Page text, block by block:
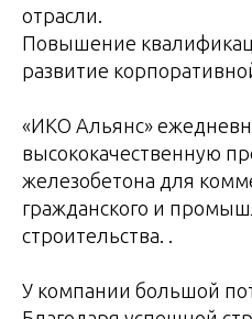
отрасли.
Повышение
развитие
«ИКО Альянс»
высококачественную
железобетона для
гражданского и
строительства. .
У компании большой